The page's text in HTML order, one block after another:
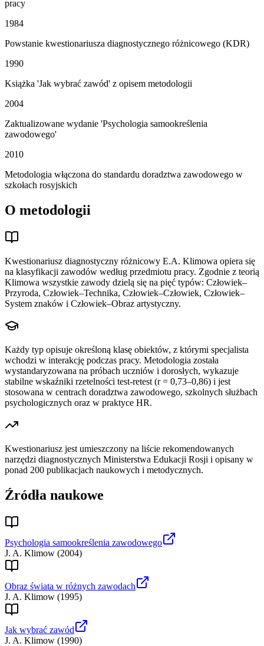
pracy
1984
Powstanie kwestionariusza diagnostycznego różnicowego (KDR)
1990
Książka 'Jak wybrać zawód' z opisem metodologii
2004
Zaktualizowane wydanie 'Psychologia samookreślenia
zawodowego'
2010
Metodologia włączona do standardu doradztwa zawodowego w
szkołach rosyjskich
O metodologii
Kwestionariusz diagnostyczny różnicowy E.A. Klimowa opiera się
na klasyfikacji zawodów według przedmiotu pracy. Zgodnie z teorią
Klimowa wszystkie zawody dzielą się na pięć typów: Człowiek–
Przyroda, Człowiek–Technika, Człowiek–Człowiek, Człowiek–
System znaków i Człowiek–Obraz artystyczny.
Każdy typ opisuje określoną klasę obiektów, z którymi specjalista
wchodzi w interakcję podczas pracy. Metodologia została
wystandaryzowana na próbach uczniów i dorosłych, wykazuje
stabilne wskaźniki rzetelności test-retest (r = 0,73–0,86) i jest
stosowana w centrach doradztwa zawodowego, szkolnych służbach
psychologicznych oraz w praktyce HR.
Kwestionariusz jest umieszczony na liście rekomendowanych
narzędzi diagnostycznych Ministerstwa Edukacji Rosji i opisany w
ponad 200 publikacjach naukowych i metodycznych.
Źródła naukowe
Psychologia samookreślenia zawodowego
J. A. Klimow (2004)
Obraz świata w różnych zawodach
J. A. Klimow (1995)
Jak wybrać zawód
J. A. Klimow (1990)